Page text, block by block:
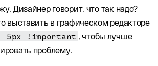
Дизайнер говорит, что так надо?
выставить в графическом редакторе
!important
, чтобы лучше
проблему.